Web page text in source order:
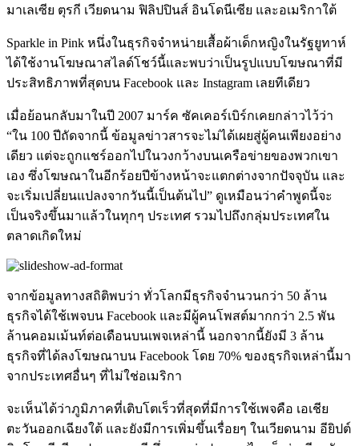
มาเลเซีย ตุรกี เวียดนาม ฟิลิปปินส์ อินโดนีเซีย และอเมริกาใต้
Sparkle in Pink หนึ่งในธุรกิจจำหน่ายเสื้อผ้าเด็กหญิงในรัฐยูทาห์
ได้ใช้งานโฆษณาสไลด์โชว์นี้และพบว่าเป็นรูปแบบโฆษณาที่มี
ประสิทธิภาพที่สุดบน Facebook และ Instagram เลยทีเดียว
เมื่อย้อนกลับมาในปี 2007 มาร์ค ซัคเคอร์เบิร์กเคยกล่าวไว้ว่า
“ใน 100 ปีถัดจากนี้ ข้อมูลข่าวสารจะไม่ได้เผยสู่ผู้คนเพียงอย่าง
เดียว แต่จะถูกแชร์ออกไปในวงกว้างบนเครือข่ายของพวกเขา
เอง ซึ่งโฆษณาในอีกร้อยปีข้างหน้าจะแตกต่างจากปัจจุบัน และ
จะเริ่มเปลี่ยนแปลงจากวันนี้เป็นต้นไป” ดูเหมือนว่าคำพูดนี้จะ
เป็นจริงขึ้นมาแล้วในทุกๆ ประเทศ รวมไปถึงกลุ่มประเทศใน
ตลาดเกิดใหม่
จากข้อมูลทางสถิติพบว่า ทั่วโลกมีธุรกิจจำนวนกว่า 50 ล้าน
ธุรกิจได้ใช้เพจบน Facebook และมีผู้คนโพสต์มากกว่า 2.5 พัน
ล้านคอมเม้นท์ต่อเดือนบนเพจเหล่านี้ นอกจากนี้ยังมี 3 ล้าน
ธุรกิจที่ได้ลงโฆษณาบน Facebook โดย 70% ของธุรกิจเหล่านี้มา
จากประเทศอื่นๆ ที่ไม่ใช่อเมริกา
จะเห็นได้ว่าภูมิภาคที่เติบโตเร็วที่สุดที่มีการใช้เพจคือ เอเชีย
ตะวันออกเฉียงใต้ และยังมีการเพิ่มขึ้นเรื่อยๆ ในเวียดนาม อียิปต์